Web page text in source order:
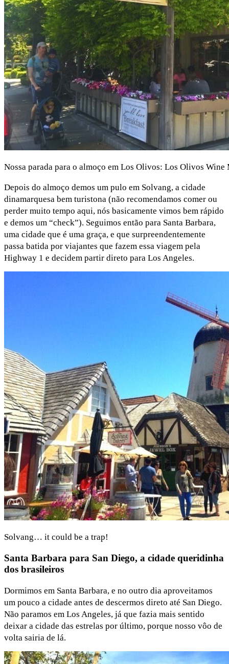
Nossa parada para o almoço em Los Olivos: Los Olivos Wine
Depois do almoço demos um pulo em Solvang, a cidade
dinamarquesa bem turistona (não recomendamos comer ou
perder muito tempo aqui, nós basicamente vimos bem rápido
e demos um “check”). Seguimos então para Santa Barbara,
uma cidade que é uma graça, e que surpreendentemente
passa batida por viajantes que fazem essa viagem pela
Highway 1 e decidem partir direto para Los Angeles.
Solvang… it could be a trap!
Santa Barbara para San Diego, a cidade queridinha
dos brasileiros
Dormimos em Santa Barbara, e no outro dia aproveitamos
um pouco a cidade antes de descermos direto até San Diego.
Não paramos em Los Angeles, já que fazia mais sentido
deixar a cidade das estrelas por último, porque nosso vôo de
volta sairia de lá.